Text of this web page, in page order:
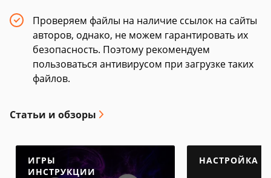
Проверяем файлы на наличие ссылок на сайты
авторов, однако, не можем гарантировать их
безопасность. Поэтому рекомендуем
пользоваться антивирусом при загрузке таких
файлов.
Статьи и обзоры
ИГРЫ
ИНСТРУКЦИИ
НАСТРОЙКА